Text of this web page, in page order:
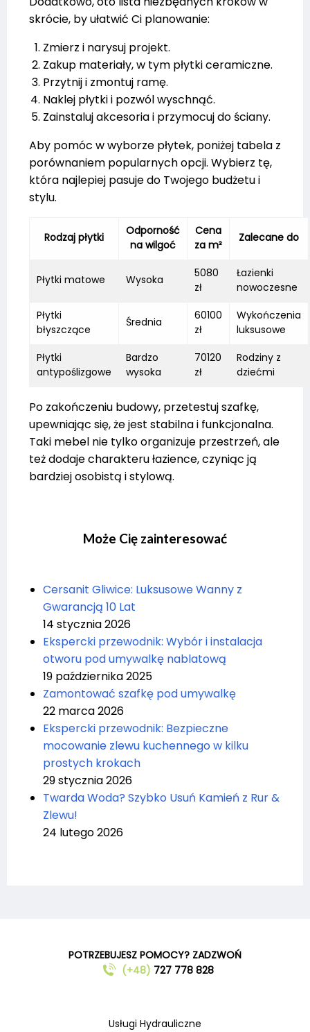
skrócie, by ułatwić Ci planowanie:
Zmierz i narysuj projekt.
Zakup materiały, w tym płytki ceramiczne.
Przytnij i zmontuj ramę.
Naklej płytki i pozwól wyschnąć.
Zainstaluj akcesoria i przymocuj do ściany.
Aby pomóc w wyborze płytek, poniżej tabela z
porównaniem popularnych opcji. Wybierz tę,
która najlepiej pasuje do Twojego budżetu i
stylu.
Rodzaj płytki
Odporność
na wilgoć
Cena
za m²
Zalecane do
Płytki matowe Wysoka
5080
zł
Łazienki
nowoczesne
Płytki
błyszczące
Średnia
60100
zł
Wykończenia
luksusowe
Płytki
antypoślizgowe
Bardzo
wysoka
70120
zł
Rodziny z
dziećmi
Po zakończeniu budowy, przetestuj szafkę,
upewniając się, że jest stabilna i funkcjonalna.
Taki mebel nie tylko organizuje przestrzeń, ale
też dodaje charakteru łazience, czyniąc ją
bardziej osobistą i stylową.
Może Cię zainteresować
Cersanit Gliwice: Luksusowe Wanny z
Gwarancją 10 Lat
14 stycznia 2026
Ekspercki przewodnik: Wybór i instalacja
otworu pod umywalkę nablatową
19 października 2025
Zamontować szafkę pod umywalkę
22 marca 2026
Ekspercki przewodnik: Bezpieczne
mocowanie zlewu kuchennego w kilku
prostych krokach
29 stycznia 2026
Twarda Woda? Szybko Usuń Kamień z Rur &
Zlewu!
24 lutego 2026
POTRZEBUJESZ POMOCY? ZADZWOŃ
(+48) 727 778 828
Usługi Hydrauliczne